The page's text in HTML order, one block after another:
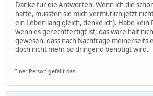
Danke für die Antworten. Wenn ich die
hätte, müssten sie mich vermutlich jetzt
ein Leben lang gleich, denke ich). Habe kein
wenn es gerechtfertigt ist; das wäre halt
gewesen, dass nach Nachfrage meinerseits
doch nicht mehr so dringend benötigt wird.
Einer Person gefällt das.